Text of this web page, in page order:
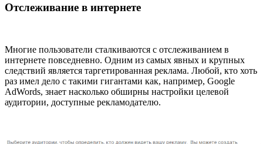
Отслеживание в интернете
Многие пользователи сталкиваются с отслеживанием в
интернете повседневно. Одним из самых явных и крупных
следствий является таргетированная реклама. Любой, кто хоть
раз имел дело с такими гигантами как, например, Google
AdWords, знает насколько обширны настройки целевой
аудитории, доступные рекламодателю.